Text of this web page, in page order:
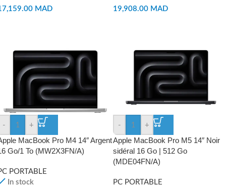
MAD 19,908.00 MAD
- +
MacBook Pro M4 14″ Argent
Go/1 To (MW2X3FN/A)
PORTABLE
In stock
- +
Apple MacBook Pro M5 14″ Noir
sidéral 16 Go | 512 Go
(MDE04FN/A)
PC PORTABLE